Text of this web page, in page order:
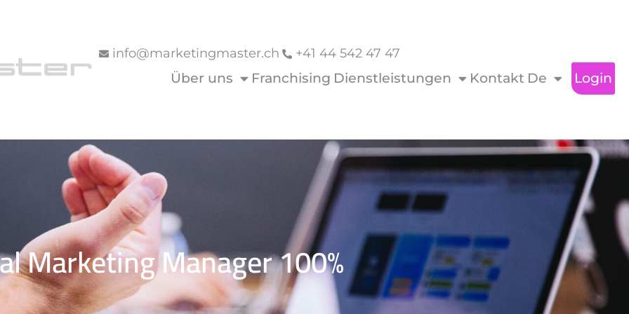
info@marketingmaster.ch +41 44 542 47 47
Über uns Franchising Dienstleistungen Kontakt De Login
Marketing Manager 100%